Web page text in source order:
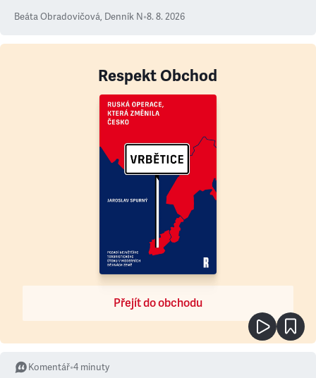
Beáta Obradovičová, Denník N•8. 8. 2026
Respekt Obchod
Přejít do obchodu
Komentář•4 minuty